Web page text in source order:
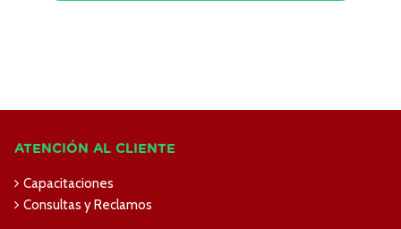
ATENCIÓN AL CLIENTE
Capacitaciones
Consultas y Reclamos